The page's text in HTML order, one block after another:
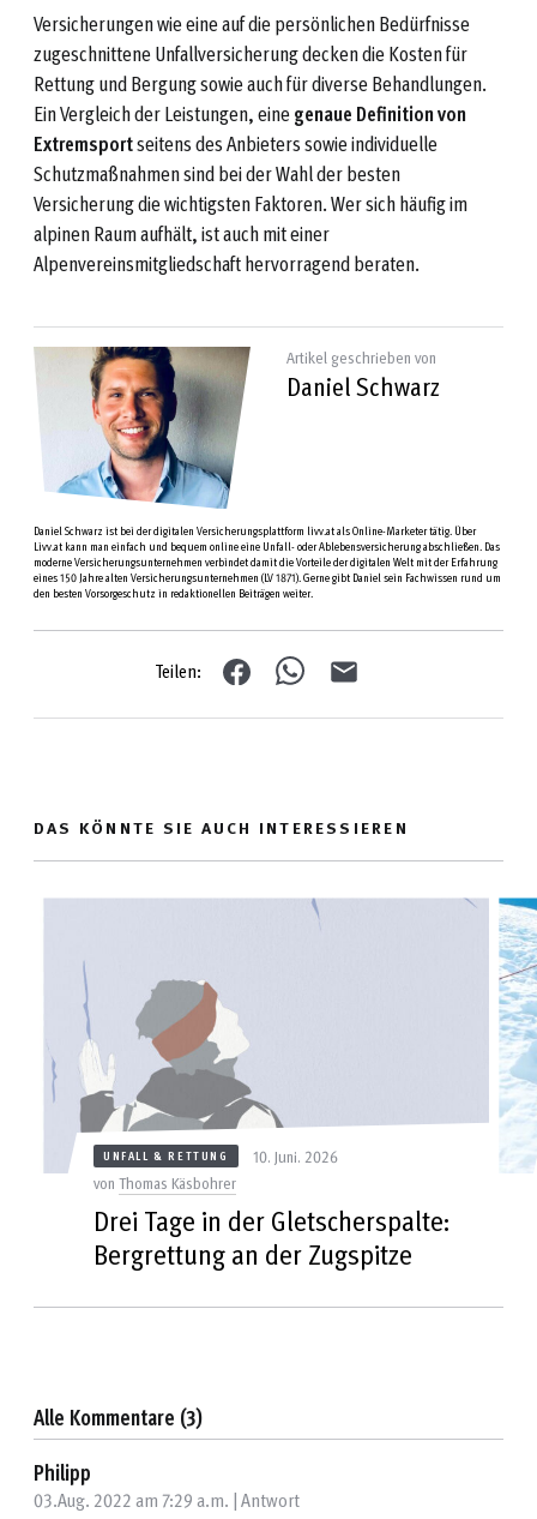
Versicherungen wie eine auf die persönlichen Bedürfnisse
zugeschnittene Unfallversicherung decken die Kosten für
Rettung und Bergung sowie auch für diverse Behandlungen.
Ein Vergleich der Leistungen, einegenaue Definition von
Extremsportseitens des Anbieters sowie individuelle
Schutzmaßnahmen sind bei der Wahl der besten
Versicherung die wichtigsten Faktoren. Wer sich häufig im
alpinen Raum aufhält, ist auch mit einer
Alpenvereinsmitgliedschaft hervorragend beraten.
Artikel geschrieben von
Daniel Schwarz
Daniel Schwarz ist bei der digitalen Versicherungsplattform livv.at als Online-Marketer tätig. Über
Livv.at kann man einfach und bequem online eine Unfall- oder Ablebensversicherung abschließen. Das
moderne Versicherungsunternehmen verbindet damit die Vorteile der digitalen Welt mit der Erfahrung
eines 150 Jahre alten Versicherungsunternehmen (LV 1871). Gerne gibt Daniel sein Fachwissen rund um
den besten Vorsorgeschutz in redaktionellen Beiträgen weiter.
Teilen:
DAS KÖNNTE SIE AUCH INTERESSIEREN
UNFALL & RETTUNG
10. Juni. 2026
vonThomas Käsbohrer
Drei Tage in der Gletscherspalte:
Bergrettung an der Zugspitze
Alle Kommentare (3)
Philipp
03.Aug. 2022 am 7:29 a.m. |Antwort